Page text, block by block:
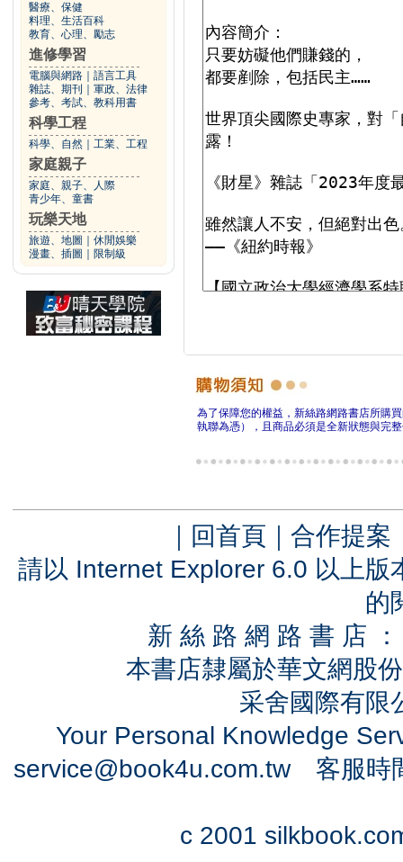
醫療、保健
料理、生活百科
教育、心理、勵志
進修學習
電腦與網路
語言工具
雜誌、期刊
軍政、法律
參考、考試、教科用書
科學工程
科學、自然 工業、工程
家庭親子
家庭、親子、人際
青少年、童書
玩樂天地
旅遊、地圖
休閒娛樂
漫畫、插圖
限制級
為了保障您的權益，新絲路網路書店所購
執聯為憑），且商品必須是全新狀態與完
｜ 回首頁 ｜ 合作提案
請以 Internet Explorer 6.0 以上
的
新 絲 路 網 路 書 店
本書店隸屬於華文網股
采舍國際有
Your Personal Knowledge
service@book4u.com.tw客服時
c 2001